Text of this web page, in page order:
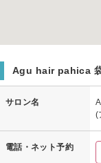
Agu hair pahica 袋
サロン名
(
電話・ネット予約